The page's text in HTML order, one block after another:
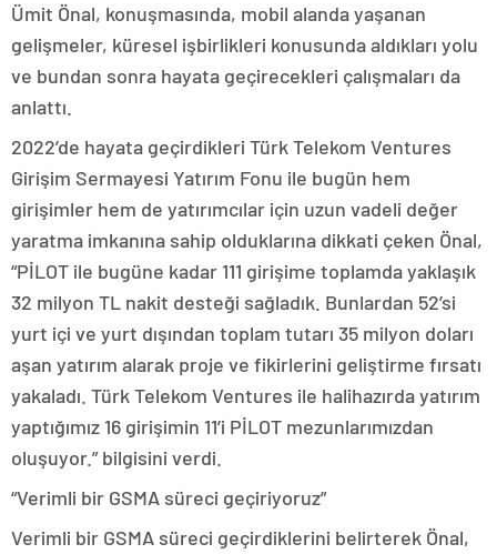
Ümit Önal, konuşmasında, mobil alanda yaşanan
gelişmeler, küresel işbirlikleri konusunda aldıkları yolu
ve bundan sonra hayata geçirecekleri çalışmaları da
anlattı.
2022’de hayata geçirdikleri Türk Telekom Ventures
Girişim Sermayesi Yatırım Fonu ile bugün hem
girişimler hem de yatırımcılar için uzun vadeli değer
yaratma imkanına sahip olduklarına dikkati çeken Önal,
“PİLOT ile bugüne kadar 111 girişime toplamda yaklaşık
32 milyon TL nakit desteği sağladık. Bunlardan 52’si
yurt içi ve yurt dışından toplam tutarı 35 milyon doları
aşan yatırım alarak proje ve fikirlerini geliştirme fırsatı
yakaladı. Türk Telekom Ventures ile halihazırda yatırım
yaptığımız 16 girişimin 11’i PİLOT mezunlarımızdan
oluşuyor.” bilgisini verdi.
“Verimli bir GSMA süreci geçiriyoruz”
Verimli bir GSMA süreci geçirdiklerini belirterek Önal,